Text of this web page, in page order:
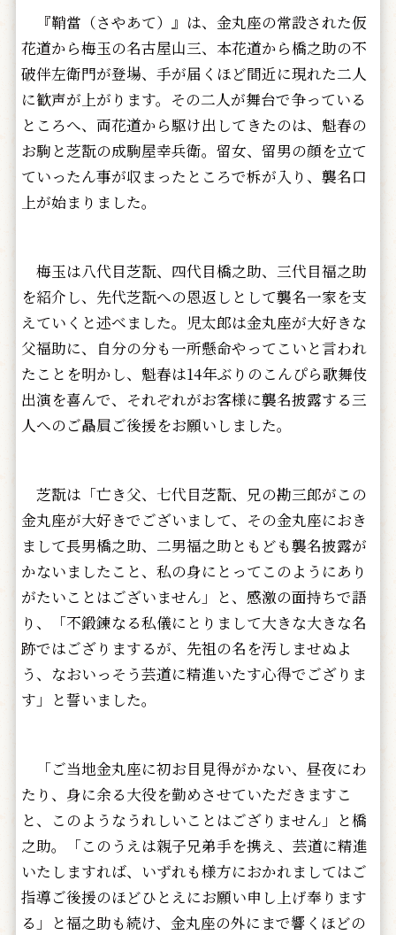
『鞘當（さやあて）』は、金丸座の常設された仮
花道から梅玉の名古屋山三、本花道から橋之助の不
破伴左衛門が登場、手が届くほど間近に現れた二人
に歓声が上がります。その二人が舞台で争っている
ところへ、両花道から駆け出してきたのは、魁春の
お駒と芝翫の成駒屋幸兵衛。留女、留男の顔を立て
ていったん事が収まったところで柝が入り、襲名口
上が始まりました。
梅玉は八代目芝翫、四代目橋之助、三代目福之助
を紹介し、先代芝翫への恩返しとして襲名一家を支
えていくと述べました。児太郎は金丸座が大好きな
父福助に、自分の分も一所懸命やってこいと言われ
たことを明かし、魁春は14年ぶりのこんぴら歌舞伎
出演を喜んで、それぞれがお客様に襲名披露する三
人へのご贔屓ご後援をお願いしました。
芝翫は「亡き父、七代目芝翫、兄の勘三郎がこの
金丸座が大好きでございまして、その金丸座におき
まして長男橋之助、二男福之助ともども襲名披露が
かないましたこと、私の身にとってこのようにあり
がたいことはございません」と、感激の面持ちで語
り、「不鍛錬なる私儀にとりまして大きな大きな名
跡ではござりまするが、先祖の名を汚しませぬよ
う、なおいっそう芸道に精進いたす心得でござりま
す」と誓いました。
「ご当地金丸座に初お目見得がかない、昼夜にわ
たり、身に余る大役を勤めさせていただきますこ
と、このようなうれしいことはござりません」と橋
之助。「このうえは親子兄弟手を携え、芸道に精進
いたしますれば、いずれも様方におかれましてはご
指導ご後援のほどひとえにお願い申し上げ奉ります
る」と福之助も続け、金丸座の外にまで響くほどの